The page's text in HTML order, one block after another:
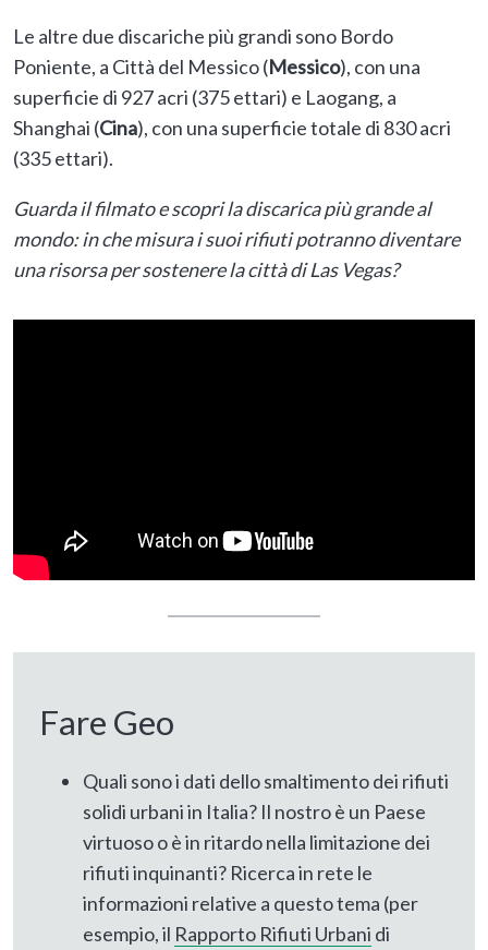
Le altre due discariche più grandi sono Bordo
Poniente, a Città del Messico (Messico), con una
superficie di 927 acri (375 ettari) e Laogang, a
Shanghai (Cina), con una superficie totale di 830 acri
(335 ettari).
Guarda il filmato e scopri la discarica più grande al
mondo:in che misura i suoi rifiuti potranno diventare
una risorsa per sostenere la città di Las Vegas?
Fare Geo
Quali sono i dati dello smaltimento dei rifiuti
solidi urbani in Italia? Il nostro è un Paese
virtuoso o è in ritardo nella limitazione dei
rifiuti inquinanti? Ricerca in rete le
informazioni relative a questo tema (per
esempio, il Rapporto Rifiuti Urbani di